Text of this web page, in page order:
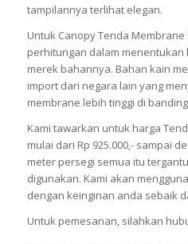
tampilannya terlihat elegan.
Untuk Canopy Tenda
perhitungan dalam
merek bahannya. Bahan kain
import dari negara lain yang
membrane lebih tinggi di
Kami tawarkan untuk harga
mulai dari Rp 925.000,- sampai
meter persegi semua itu
digunakan. Kami akan
dengan keinginan anda sebaik
Untuk pemesanan, silahkan